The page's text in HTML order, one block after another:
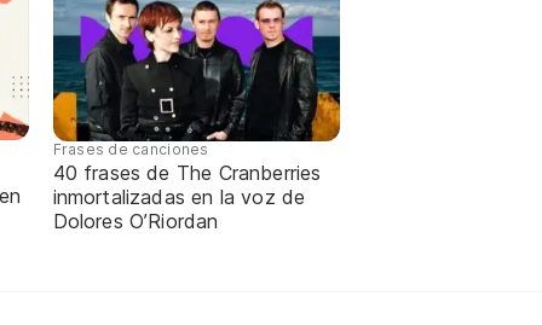
Frases de canciones
40 frases de The Cranberries
inmortalizadas en la voz de
Dolores O’Riordan